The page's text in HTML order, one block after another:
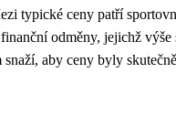
typické ceny patří
odměny, jejichž
aby ceny byly